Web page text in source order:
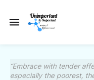
“Embrace with tender
especially the poorest,